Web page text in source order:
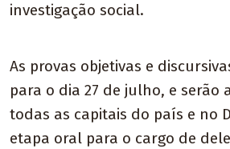
investigação social.
As provas objetivas e
para o dia 27 de julho, e serão
todas as capitais do país e no
etapa oral para o cargo de